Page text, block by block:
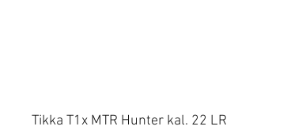
Snel overzicht
Tikka T1x MTR Hunter kal. 22 LR